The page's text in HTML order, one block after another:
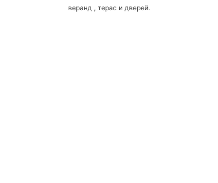
веранд , терас и дверей.